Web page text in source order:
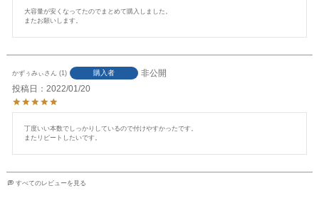
大容量が安くなってたのでまとめて購入しました。
またお願いします。
かずぅみぃ 1 購入者
非公開
投稿日
2022/01/20
丁度いい本数でしっかりしているので付けやすかったです。
またリピートしたいです。
すべてのレビューを見る